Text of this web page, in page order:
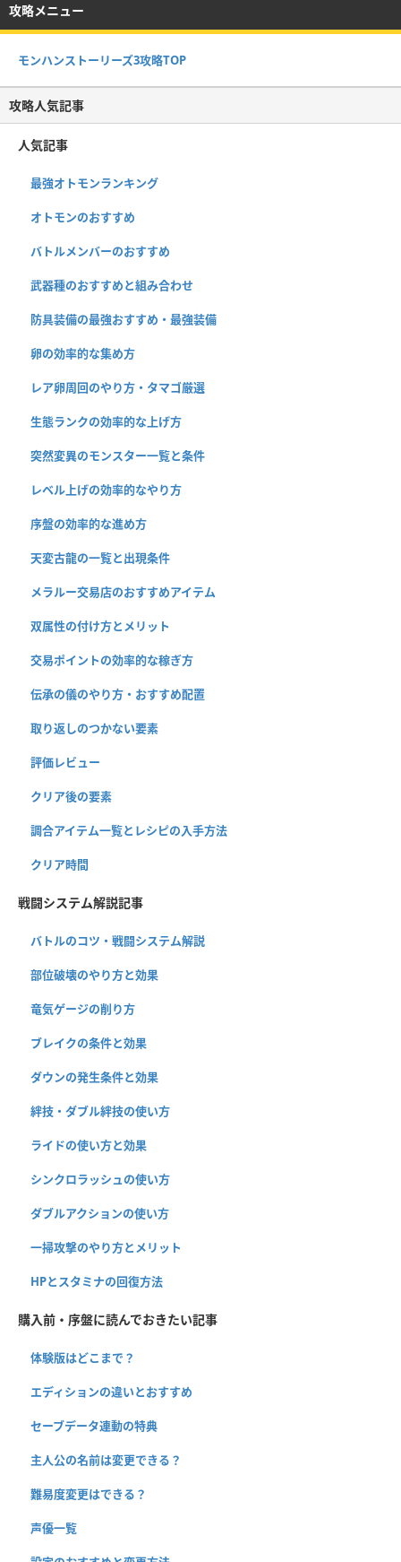
攻略メニュー
モンハンストーリーズ3攻略TOP
攻略人気記事
人気記事
最強オトモンランキング
オトモンのおすすめ
バトルメンバーのおすすめ
武器種のおすすめと組み合わせ
防具装備の最強おすすめ・最強装備
卵の効率的な集め方
レア卵周回のやり方・タマゴ厳選
生態ランクの効率的な上げ方
突然変異のモンスター一覧と条件
レベル上げの効率的なやり方
序盤の効率的な進め方
天変古龍の一覧と出現条件
メラルー交易店のおすすめアイテム
双属性の付け方とメリット
交易ポイントの効率的な稼ぎ方
伝承の儀のやり方・おすすめ配置
取り返しのつかない要素
評価レビュー
クリア後の要素
調合アイテム一覧とレシピの入手方法
クリア時間
戦闘システム解説記事
バトルのコツ・戦闘システム解説
部位破壊のやり方と効果
竜気ゲージの削り方
ブレイクの条件と効果
ダウンの発生条件と効果
絆技・ダブル絆技の使い方
ライドの使い方と効果
シンクロラッシュの使い方
ダブルアクションの使い方
一掃攻撃のやり方とメリット
HPとスタミナの回復方法
購入前・序盤に読んでおきたい記事
体験版はどこまで？
エディションの違いとおすすめ
セーブデータ連動の特典
主人公の名前は変更できる？
難易度変更はできる？
声優一覧